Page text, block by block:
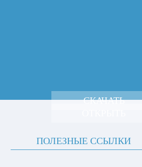
СКАЧАТЬ
ПОЛЕЗНЫЕ ССЫЛКИ